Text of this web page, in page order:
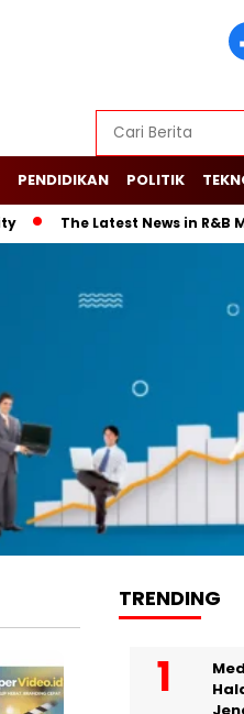
PENDIDIKAN POLITIK
The Latest News in R&B
TRENDING